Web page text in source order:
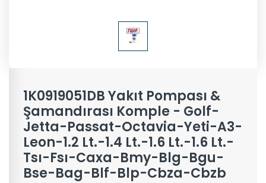
1K0919051DB Yakıt Pompası &
Şamandırası Komple - Golf-
Jetta-Passat-Octavia-Yeti-A3-
Leon-1.2 Lt.-1.4 Lt.-1.6 Lt.-1.6 Lt.-
Tsı-Fsı-Caxa-Bmy-Blg-Bgu-
Bse-Bag-Blf-Blp-Cbza-Cbzb